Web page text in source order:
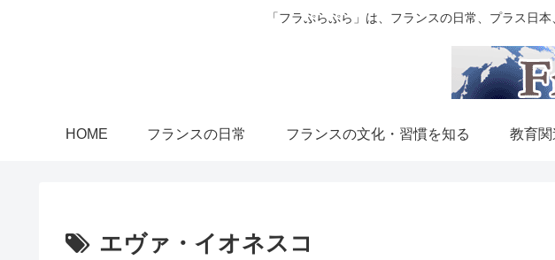
「フラぷらぷら」は、フランスの日常、プラス日
HOME フランスの日常 フランスの文化・習慣を知る 教育関
エヴァ・イオネスコ